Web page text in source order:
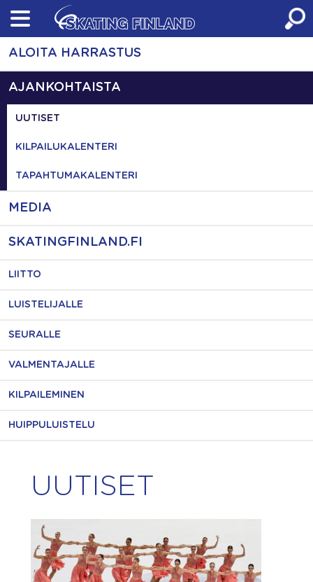
Skip
content
ALOITA HARRASTUS
AJANKOHTAISTA
UUTISET
KILPAILUKALENTERI
TAPAHTUMAKALENTERI
MEDIA
SKATINGFINLAND.FI
LIITTO
LUISTELIJALLE
SEURALLE
VALMENTAJALLE
KILPAILEMINEN
HUIPPULUISTELU
UUTISET